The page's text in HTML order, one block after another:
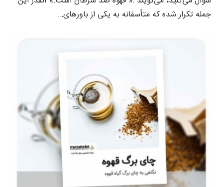
جمله تکرار شده که متأسفانه به یکی از باور‌های…